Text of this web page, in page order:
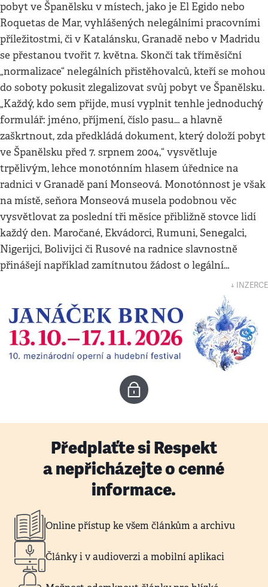
pobyt ve Španělsku v místech, jako je El Egido nebo
Roquetas de Mar, vyhlášených nelegálními pracovními
příležitostmi, či v Katalánsku, Granadě nebo v Madridu
se přestanou tvořit 7. května. Skončí tak tříměsíční
„normalizace“ nelegálních přistěhovalců, kteří se mohou
do soboty pokusit zlegalizovat svůj pobyt ve Španělsku.
„Každý, kdo sem přijde, musí vyplnit tenhle jednoduchý
formulář: jméno, příjmení, číslo pasu… a hlavně
zaškrtnout, zda předkládá dokument, který doloží pobyt
ve Španělsku před 7. srpnem 2004,“ vysvětluje
trpělivým, lehce monotónním hlasem úřednice na
radnici v Granadě paní Monseová. Monotónnost je však
na místě, seňora Monseová musela podobnou věc
vysvětlovat za poslední tři měsíce přibližně stovce lidí
každý den. Maročané, Ekvádorci, Rumuni, Senegalci,
Nigerijci, Bolivijci či Rusové na radnice slavnostně
přinášejí například zamítnutou žádost o legální…
↓ INZERCE
Předplaťte si Respekt
a nepřicházejte o cenné
informace.
Online přístup ke všem článkům a archivu
Články i v audioverzi a mobilní aplikaci